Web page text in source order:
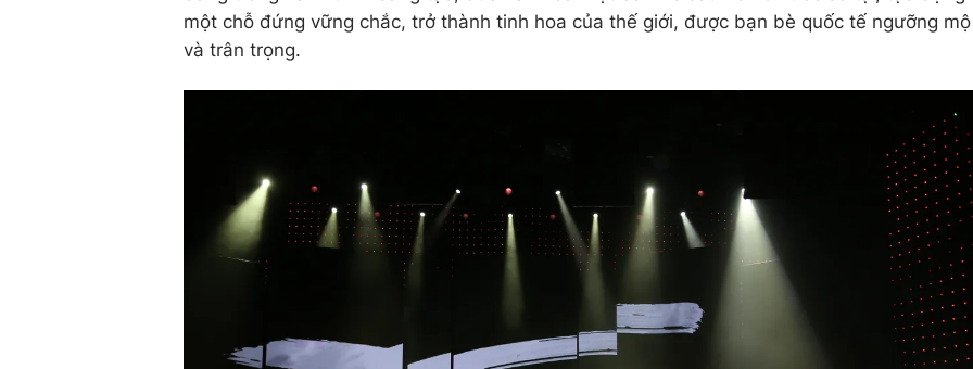
một chỗ đứng vững chắc, trở thành tinh hoa của thế giới, được bạn bè quốc tế ngưỡng mộ
và trân trọng.